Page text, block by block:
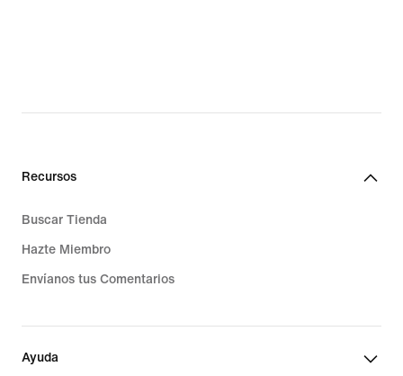
Recursos
Buscar Tienda
Hazte Miembro
Envíanos tus Comentarios
Ayuda